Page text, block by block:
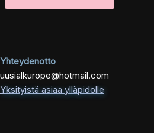
Yhteydenotto
uusialkurope@hotmail.com
Yksityistä asiaa ylläpidolle